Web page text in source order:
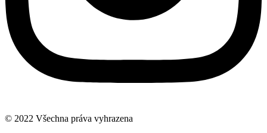
© 2022 Všechna práva vyhrazena